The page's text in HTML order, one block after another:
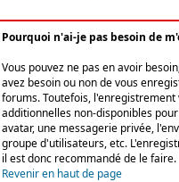
Pourquoi n'ai-je pas besoin de
Vous pouvez ne pas en avoir
avez besoin ou non de vous
forums. Toutefois,
additionnelles non-disponibles
avatar, une messagerie privée,
groupe d'utilisateurs, etc.
il est donc recommandé de le faire.
Revenir en haut de page